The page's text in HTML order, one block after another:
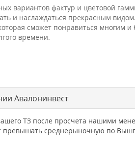
вариантов фактур и цветовой
и наслаждаться прекрасным
сможет понравиться многим и
времени.
Авалонинвест
ТЗ после просчета нашими
превышать среднерыночную по